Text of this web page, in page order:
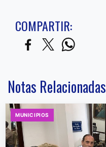
COMPARTIR:
Notas Relacionadas
MUNICIPIOS